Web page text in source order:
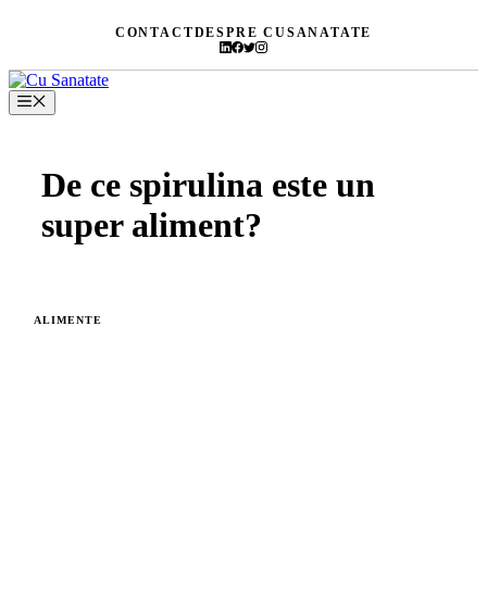
CONTACTDESPRE CUSANATATE
Menu
De ce spirulina este un
super aliment?
ALIMENTE